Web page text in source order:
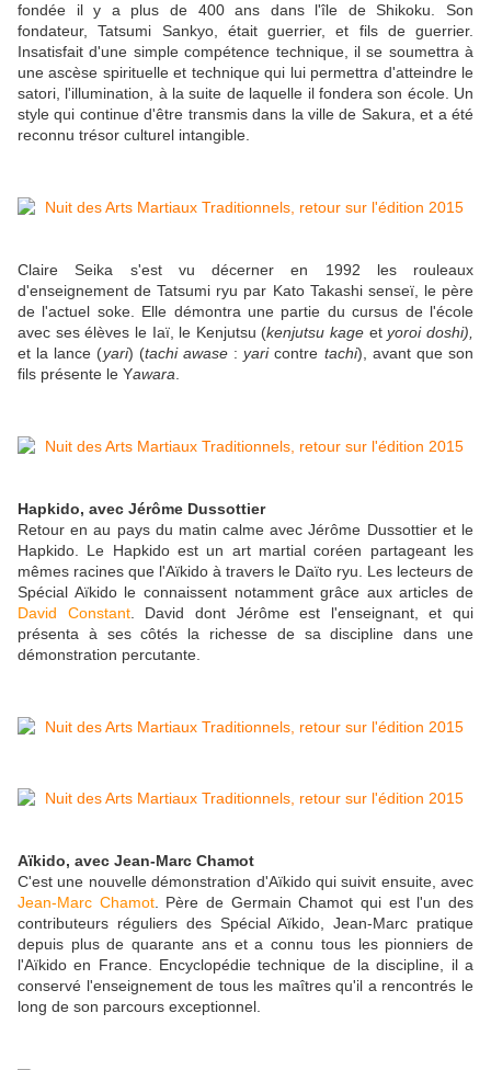
fondée il y a plus de 400 ans dans l'île de Shikoku. Son
fondateur, Tatsumi Sankyo, était guerrier, et fils de guerrier.
Insatisfait d'une simple compétence technique, il se soumettra à
une ascèse spirituelle et technique qui lui permettra d'atteindre le
satori, l'illumination, à la suite de laquelle il fondera son école. Un
style qui continue d'être transmis dans la ville de Sakura, et a été
reconnu trésor culturel intangible.
Claire Seika s'est vu décerner en 1992 les rouleaux
d'enseignement de Tatsumi ryu par Kato Takashi senseï, le père
de l'actuel soke. Elle démontra une partie du cursus de l'école
avec ses élèves le Iaï, le Kenjutsu (kenjutsu kage etyoroi doshi),
et la lance (yari) (tachi awase :yaricontre tachi), avant que son
fils présente le Yawara
Hapkido, avec Jérôme Dussottier
Retour en au pays du matin calme avec Jérôme Dussottier et le
Hapkido. Le Hapkido est un art martial coréen partageant les
mêmes racines que l'Aïkido à travers le Daïto ryu. Les lecteurs de
Spécial Aïkido le connaissent notamment grâce aux articles de
David Constant. David dont Jérôme est l'enseignant, et qui
présenta à ses côtés la richesse de sa discipline dans une
démonstration percutante.
Aïkido, avec Jean-Marc Chamot
C'est une nouvelle démonstration d'Aïkido qui suivit ensuite, avec
Jean-Marc Chamot. Père de Germain Chamot qui est l'un des
contributeurs réguliers des Spécial Aïkido, Jean-Marc pratique
depuis plus de quarante ans et a connu tous les pionniers de
l'Aïkido en France. Encyclopédie technique de la discipline, il a
conservé l'enseignement de tous les maîtres qu'il a rencontrés le
long de son parcours exceptionnel.